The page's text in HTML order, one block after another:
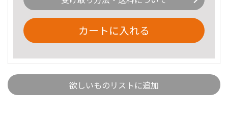
カートに入れる
欲しいものリストに追加